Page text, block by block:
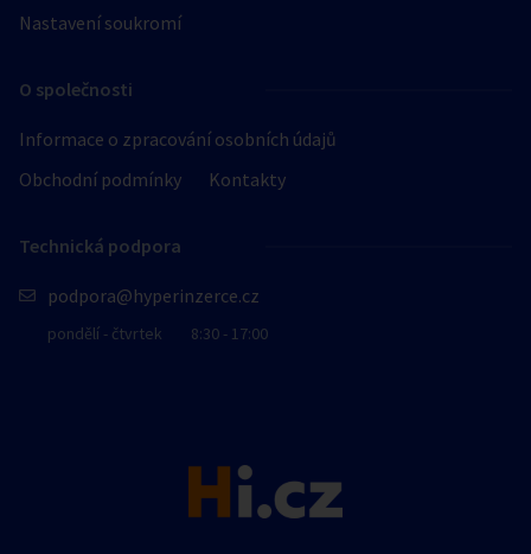
Nastavení soukromí
O společnosti
Informace o zpracování osobních údajů
Obchodní podmínky
Kontakty
Technická podpora
podpora@hyperinzerce.cz
pondělí - čtvrtek 8:30 - 17:00